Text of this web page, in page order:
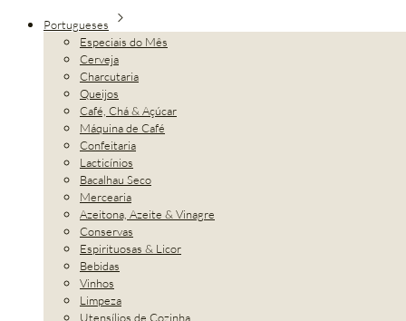
Portugueses
Especiais do Mês
Cerveja
Charcutaria
Queijos
Café, Chá & Açúcar
Máquina de Café
Confeitaria
Lacticínios
Bacalhau Seco
Mercearia
Azeitona, Azeite & Vinagre
Conservas
Espirituosas & Licor
Bebidas
Vinhos
Limpeza
Utensílios de Cozinha